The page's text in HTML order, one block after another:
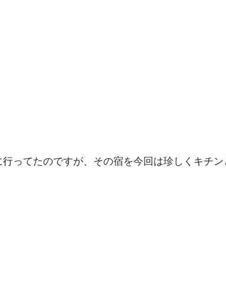
ってたのですが、その宿を今回は珍しくキチン